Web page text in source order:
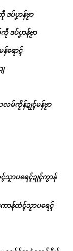
ပ်ပၞာန်ဗၟာ
ဒပ်ပၞာန်ဗၟာ
ရောၚ်
လမ်ကၟိန်ဍုၚ်မန်ဗၟာ
ာပရေၚ်ဍုၚ်ကွာန်
န်ထံၚ်သၟာပရေၚ်